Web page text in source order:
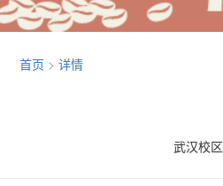
首页 >详情
武汉校区